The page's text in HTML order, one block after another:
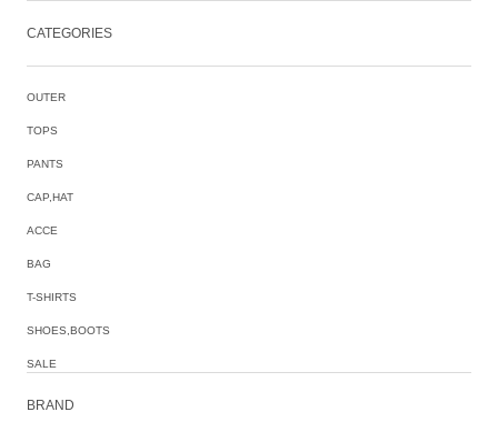
CATEGORIES
OUTER
TOPS
PANTS
CAP,HAT
ACCE
BAG
T-SHIRTS
SHOES,BOOTS
SALE
BRAND